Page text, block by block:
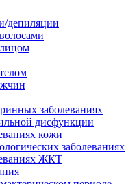
депиляции
лицом
заболеваниях
дисфункции
кожи
заболеваниях
ЖКТ